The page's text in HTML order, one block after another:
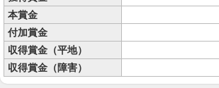
本賞金
付加賞金
収得賞金（平地）
収得賞金（障害）